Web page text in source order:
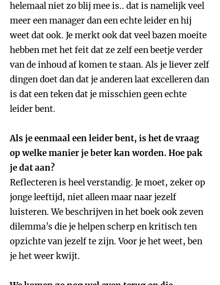
helemaal niet zo blij mee is.. dat is namelijk veel
meer een manager dan een echte leider en hij
weet dat ook. Je merkt ook dat veel bazen moeite
hebben met het feit dat ze zelf een beetje verder
van de inhoud af komen te staan. Als je liever zelf
dingen doet dan dat je anderen laat excelleren dan
is dat een teken dat je misschien geen echte
leider bent.
Als je eenmaal een leider bent, is het de vraag
op welke manier je beter kan worden. Hoe pak
je dat aan?
Reflecteren is heel verstandig. Je moet, zeker op
jonge leeftijd, niet alleen maar naar jezelf
luisteren. We beschrijven in het boek ook zeven
dilemma’s die je helpen scherp en kritisch ten
opzichte van jezelf te zijn. Voor je het weet, ben
je het weer kwijt.